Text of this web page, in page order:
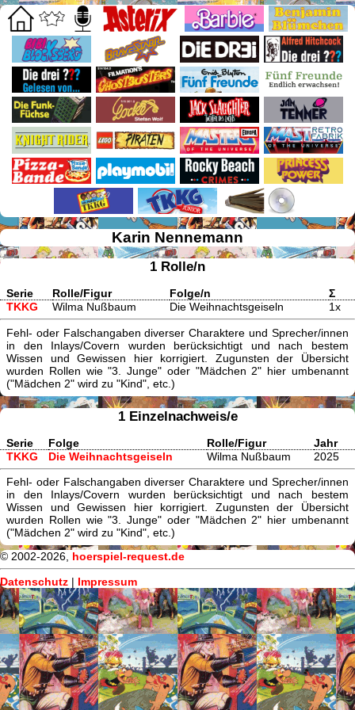
Karin Nennemann
1 Rolle/n
Serie Rolle/Figur Folge/n
Σ
TKKG
Wilma Nußbaum Die Weihnachtsgeiseln 1x
Fehl- oder Falschangaben diverser Charaktere und Sprecher/innen
in den Inlays/Covern wurden berücksichtigt und nach bestem
Wissen und Gewissen hier korrigiert. Zugunsten der Übersicht
wurden Rollen wie "3. Junge" oder "Mädchen 2" hier umbenannt
("Mädchen 2" wird zu "Kind", etc.)
1 Einzelnachweis/e
Serie Folge Rolle/Figur
Jahr
TKKG
Die Weihnachtsgeiseln Wilma Nußbaum 2025
Fehl- oder Falschangaben diverser Charaktere und Sprecher/innen
in den Inlays/Covern wurden berücksichtigt und nach bestem
Wissen und Gewissen hier korrigiert. Zugunsten der Übersicht
wurden Rollen wie "3. Junge" oder "Mädchen 2" hier umbenannt
("Mädchen 2" wird zu "Kind", etc.)
© 2002-2026, hoerspiel-request.de
Datenschutz | Impressum